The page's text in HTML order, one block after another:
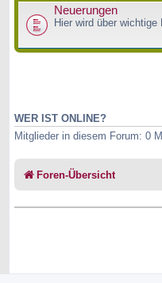
Neuerungen
Hier wird über wichtige
WER IST ONLINE?
Mitglieder in diesem Forum: 0
Foren-Übersicht